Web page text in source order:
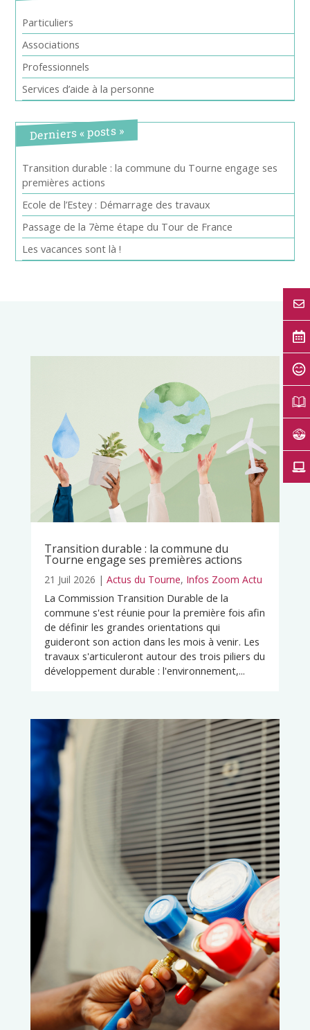
Particuliers
Associations
Professionnels
Services d’aide à la personne
Derniers « posts »
Transition durable : la commune du Tourne engage ses
premières actions
Ecole de l’Estey : Démarrage des travaux
Passage de la 7ème étape du Tour de France
Les vacances sont là !
Transition durable : la commune du
Tourne engage ses premières actions
21 Juil 2026 | Actus du Tourne, Infos Zoom Actu
La Commission Transition Durable de la
commune s'est réunie pour la première fois afin
de définir les grandes orientations qui
guideront son action dans les mois à venir. Les
travaux s'articuleront autour des trois piliers du
développement durable : l'environnement,...